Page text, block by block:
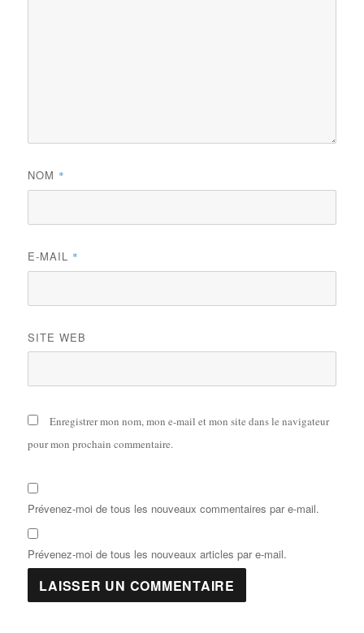
NOM *
E-MAIL *
SITE WEB
Enregistrer mon nom, mon e-mail et mon site dans le navigateur
pour mon prochain commentaire.
Prévenez-moi de tous les nouveaux commentaires par e-mail.
Prévenez-moi de tous les nouveaux articles par e-mail.